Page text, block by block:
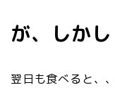
が、しかし
翌日も食べると、、